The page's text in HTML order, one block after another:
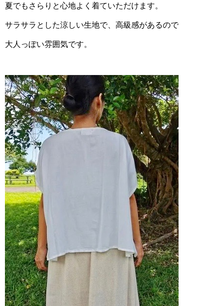
夏でもさらりと心地よく着ていただけます。
サラサラとした涼しい生地で、高級感があるので
大人っぽい雰囲気です。